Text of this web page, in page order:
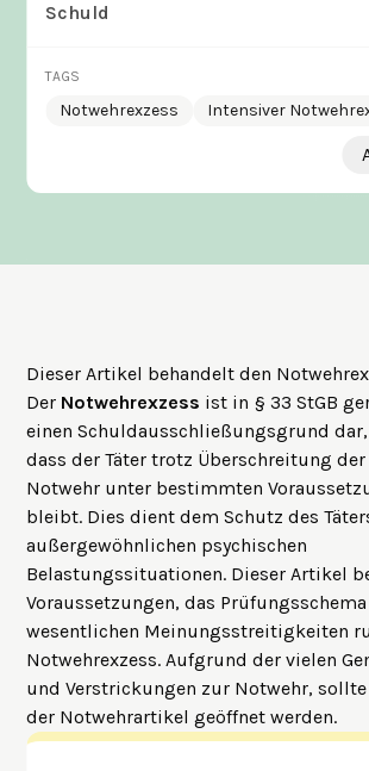
Schuld
TAGS
Notwehrexzess Intensiver
Dieser Artikel behandelt den
Der Notwehrexzess ist in § 33 StGB
einen Schuldausschließungsgrund
dass der Täter trotz Überschreitung der
Notwehr unter bestimmten
bleibt. Dies dient dem Schutz des
außergewöhnlichen psychischen
Belastungssituationen. Dieser Artikel
Voraussetzungen, das
wesentlichen Meinungsstreitigkeiten
Notwehrexzess. Aufgrund der vielen
und Verstrickungen zur Notwehr,
der Notwehrartikel geöffnet werden.